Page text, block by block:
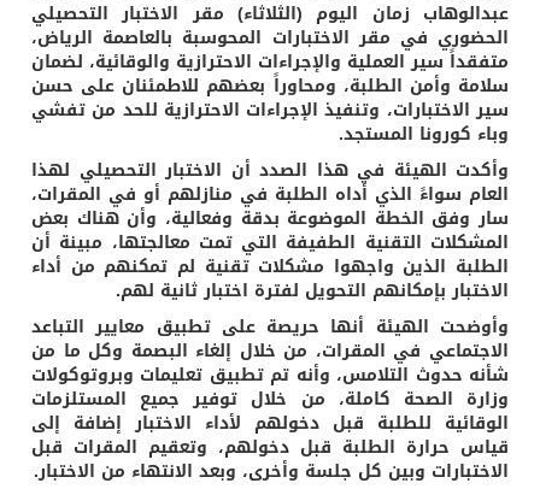
عبدالوهاب زمان اليوم (الثلاثاء) مقر الاختبار التحصيلي
الحضوري في مقر الاختبارات المحوسبة بالعاصمة الرياض،
متفقداً سير العملية والإجراءات الاحترازية والوقائية، لضمان
سلامة وأمن الطلبة، ومحاوراً بعضهم للاطمئنان على حسن
سير الاختبارات، وتنفيذ الإجراءات الاحترازية للحد من تفشي
وباء كورونا المستجد.
وأكدت الهيئة في هذا الصدد أن الاختبار التحصيلي لهذا
العام سواءً الذي أداه الطلبة في منازلهم أو في المقرات،
سار وفق الخطة الموضوعة بدقة وفعالية، وأن هناك بعض
المشكلات التقنية الطفيفة التي تمت معالجتها، مبينة أن
الطلبة الذين واجهوا مشكلات تقنية لم تمكنهم من أداء
الاختبار بإمكانهم التحويل لفترة اختبار ثانية لهم.
وأوضحت الهيئة أنها حريصة على تطبيق معايير التباعد
الاجتماعي في المقرات، من خلال إلغاء البصمة وكل ما من
شأنه حدوث التلامس، وأنه تم تطبيق تعليمات وبروتوكولات
وزارة الصحة كاملة، من خلال توفير جميع المستلزمات
الوقائية للطلبة قبل دخولهم لأداء الاختبار إضافة إلى
قياس حرارة الطلبة قبل دخولهم، وتعقيم المقرات قبل
الاختبارات وبين كل جلسة وأخرى، وبعد الانتهاء من الاختبار.